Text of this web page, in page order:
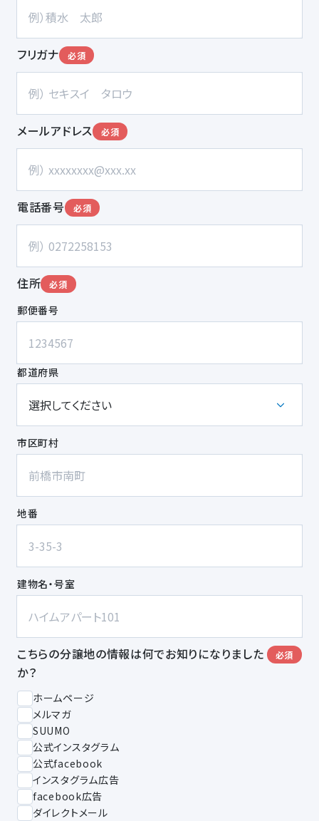
必須
フリガナ
必須
メールアドレス
必須
電話番号
必須
住所
郵便番号
都道府県
市区町村
地番
建物名・号室
必須
こちらの分譲地の情報は何でお知りになりました
か？
ホームページ
メルマガ
SUUMO
公式インスタグラム
公式facebook
インスタグラム広告
facebook広告
ダイレクトメール